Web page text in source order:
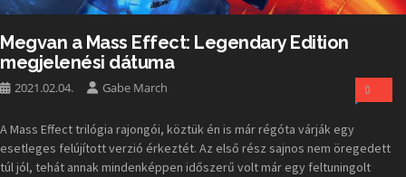
Megvan a Mass Effect: Legendary Edition
megjelenési dátuma
2021.02.04. Gabe March 0
A Mass Effect trilógia rajongói, köztük én is már régóta várják egy
esetleges felújított verzió érkeztét. Az első rész sajnos nem öregedett
túl jól, tehát annak mindenképpen időszerű volt már egy feltuningolt